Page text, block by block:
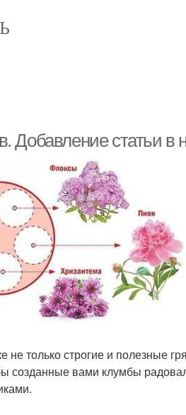
Добавление статьи в
не только строгие и полезные
созданные вами клумбы